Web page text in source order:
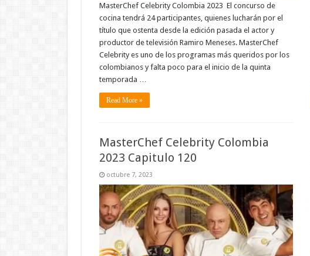
MasterChef Celebrity Colombia 2023 El concurso de
cocina tendrá 24 participantes, quienes lucharán por el
título que ostenta desde la edición pasada el actor y
productor de televisión Ramiro Meneses. MasterChef
Celebrity es uno de los programas más queridos por los
colombianos y falta poco para el inicio de la quinta
temporada …
Read More »
MasterChef Celebrity Colombia
2023 Capitulo 120
octubre 7, 2023